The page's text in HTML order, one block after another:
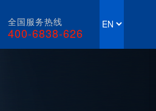
全国服务热线
400-6838-626